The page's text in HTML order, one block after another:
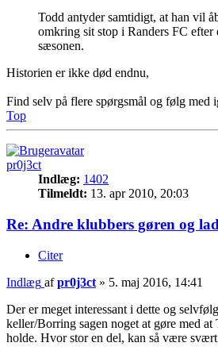
Todd antyder samtidigt, at han vil
omkring sit stop i Randers FC efter
sæsonen.
Historien er ikke død endnu,
Find selv på flere spørgsmål og følg med
Top
pr0j3ct
Indlæg: 1402
Tilmeldt: 13. apr 2010, 20:03
Re: Andre klubbers gøren og
Citer
Indlæg afpr0j3ct » 5. maj 2016, 14:41
Der er meget interessant i dette og
keller/Borring sagen noget at gøre med
holde. Hvor stor en del, kan så være